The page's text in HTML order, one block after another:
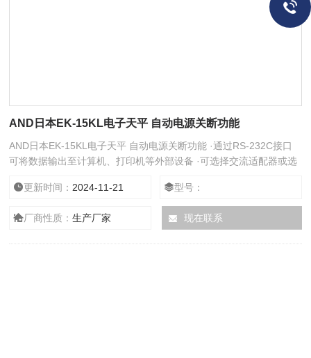
AND日本EK-15KL电子天平 自动电源关断功能
AND日本EK-15KL电子天平 自动电源关断功能 ·通过RS-232C接口
可将数据输出至计算机、打印机等外部设备 ·可选择交流适配器或选
更新时间： 2024-11-21 型号：
厂商性质：生产厂家 现在联系